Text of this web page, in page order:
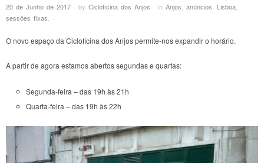
20 de Junho de 2017 · by Cicloficina dos Anjos · in Anjos anúncios Lisboa
sessões fixas
·
O novo espaço da Cicloficina dos Anjos permite-nos expandir o horário.
A partir de agora estamos abertos segundas e quartas:
Segunda-feira – das 19h às 21h
Quarta-feira – das 19h às 22h